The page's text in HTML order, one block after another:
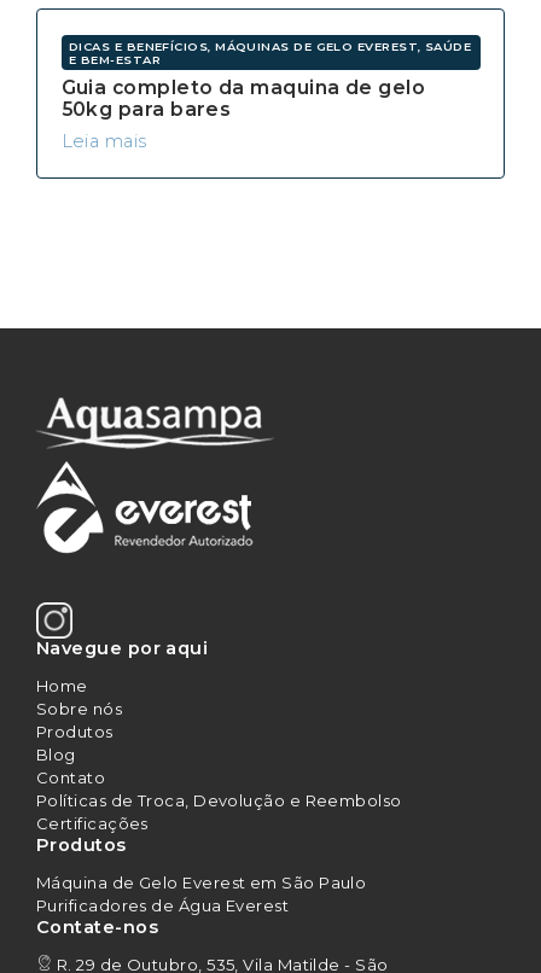
DICAS E BENEFÍCIOS, MÁQUINAS DE GELO EVEREST, SAÚDE
E BEM-ESTAR
Guia completo da maquina de gelo
50kg para bares
Leia mais
Navegue por aqui
Home
Sobre nós
Produtos
Blog
Contato
Políticas de Troca, Devolução e Reembolso
Certificações
Produtos
Máquina de Gelo Everest em São Paulo
Purificadores de Água Everest
Contate-nos
R. 29 de Outubro, 535, Vila Matilde - São